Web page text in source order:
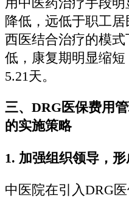
降低，远低于职工
西医结合治疗的模
低，康复期明显缩
5.21天。
三、DRG医保费用
的实施策略
1. 加强组织领导，形
中医院在引入DRG